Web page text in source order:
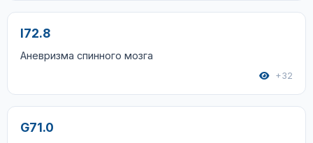
I72.8
Аневризма спинного мозга
+32
G71.0